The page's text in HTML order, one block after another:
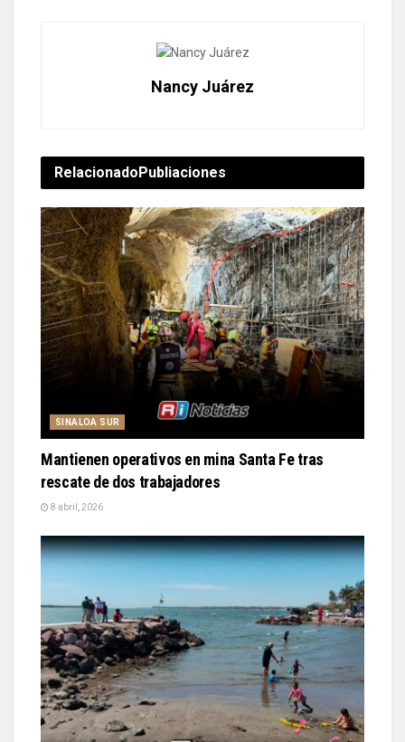
Nancy Juárez
RelacionadoPubliaciones
SINALOA SUR
Mantienen operativos en mina Santa Fe tras
rescate de dos trabajadores
8 abril, 2026